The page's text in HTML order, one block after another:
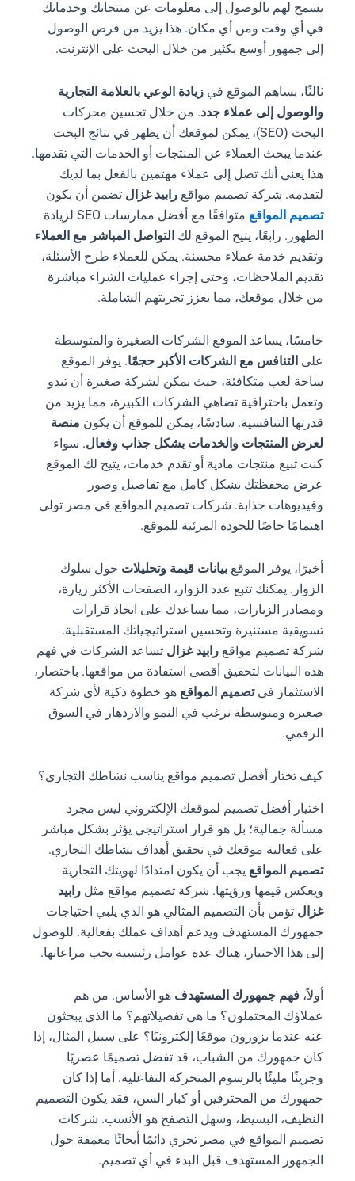
يسمح لهم بالوصول إلى معلومات عن منتجاتك وخدماتك
في أي وقت ومن أي مكان. هذا يزيد من فرص الوصول
إلى جمهور أوسع بكثير من خلال البحث على الإنترنت.
ثالثًا، يساهم الموقع في زيادة الوعي بالعلامة التجارية
والوصول إلى عملاء جدد. من خلال تحسين محركات
البحث (SEO)، يمكن لموقعك أن يظهر في نتائج البحث
عندما يبحث العملاء عن المنتجات أو الخدمات التي تقدمها.
هذا يعني أنك تصل إلى عملاء مهتمين بالفعل بما لديك
لتقدمه. شركة تصميم مواقعرابيد غزالتضمن أن يكون
تصميم المواقع
متوافقًا مع أفضل ممارسات SEO لزيادة
الظهور. رابعًا، يتيح الموقع لكالتواصل المباشر مع العملاء
وتقديم خدمة عملاء محسنة. يمكن للعملاء طرح الأسئلة،
تقديم الملاحظات، وحتى إجراء عمليات الشراء مباشرة
من خلال موقعك، مما يعزز تجربتهم الشاملة.
خامسًا، يساعد الموقع الشركات الصغيرة والمتوسطة
على التنافس مع الشركات الأكبر حجمًا. يوفر الموقع
ساحة لعب متكافئة، حيث يمكن لشركة صغيرة أن تبدو
وتعمل باحترافية تضاهي الشركات الكبيرة، مما يزيد من
قدرتها التنافسية. سادسًا، يمكن للموقع أن يكونمنصة
لعرض المنتجات والخدمات بشكل جذاب وفعال. سواء
كنت تبيع منتجات مادية أو تقدم خدمات، يتيح لك الموقع
عرض محفظتك بشكل كامل مع تفاصيل وصور
وفيديوهات جذابة. شركات تصميم المواقع في مصر تولي
اهتمامًا خاصًا للجودة المرئية للموقع.
أخيرًا، يوفر الموقعبيانات قيمة وتحليلاتحول سلوك
الزوار. يمكنك تتبع عدد الزوار، الصفحات الأكثر زيارة،
ومصادر الزيارات، مما يساعدك على اتخاذ قرارات
تسويقية مستنيرة وتحسين استراتيجياتك المستقبلية.
شركة تصميم مواقعرابيد غزالتساعد الشركات في فهم
هذه البيانات لتحقيق أقصى استفادة من مواقعها. باختصار،
الاستثمار في تصميم المواقعهو خطوة ذكية لأي شركة
صغيرة ومتوسطة ترغب في النمو والازدهار في السوق
الرقمي.
كيف تختار أفضل تصميم مواقع يناسب نشاطك التجاري؟
اختيار أفضل تصميم لموقعك الإلكتروني ليس مجرد
مسألة جمالية؛ بل هو قرار استراتيجي يؤثر بشكل مباشر
على فعالية موقعك في تحقيق أهداف نشاطك التجاري.
تصميم المواقعيجب أن يكون امتدادًا لهويتك التجارية
ويعكس قيمها ورؤيتها. شركة تصميم مواقع مثل رابيد
غزالتؤمن بأن التصميم المثالي هو الذي يلبي احتياجات
جمهورك المستهدف ويدعم أهداف عملك بفعالية. للوصول
إلى هذا الاختيار، هناك عدة عوامل رئيسية يجب مراعاتها.
أولاً،فهم جمهورك المستهدفهو الأساس. من هم
عملاؤك المحتملون؟ ما هي تفضيلاتهم؟ ما الذي يبحثون
عنه عندما يزورون موقعًا إلكترونيًا؟ على سبيل المثال، إذا
كان جمهورك من الشباب، قد تفضل تصميمًا عصريًا
وجريئًا مليئًا بالرسوم المتحركة التفاعلية. أما إذا كان
جمهورك من المحترفين أو كبار السن، فقد يكون التصميم
النظيف، البسيط، وسهل التصفح هو الأنسب. شركات
تصميم المواقع في مصر تجري دائمًا أبحاثًا معمقة حول
الجمهور المستهدف قبل البدء في أي تصميم.